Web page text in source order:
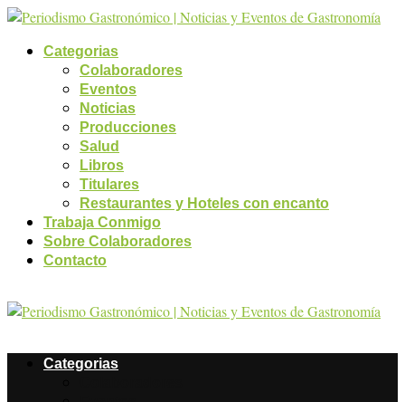
Categorias
Colaboradores
Eventos
Noticias
Producciones
Salud
Libros
Titulares
Restaurantes y Hoteles con encanto
Trabaja Conmigo
Sobre Colaboradores
Contacto
Categorias